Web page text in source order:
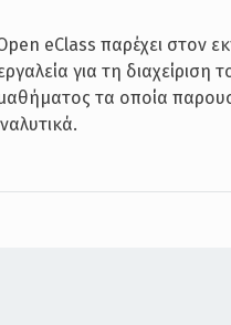
eClass παρέχει στον
για τη διαχείριση
τα οποία